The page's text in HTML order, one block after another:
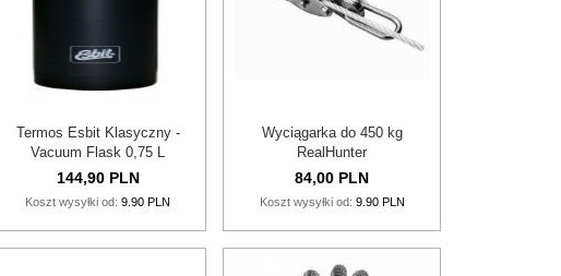
Termos Esbit Klasyczny -
Vacuum Flask 0,75 L
144,90 PLN
Koszt wysyłki od:9.90 PLN
Wyciągarka do 450 kg
RealHunter
84,00 PLN
Koszt wysyłki od: 9.90 PLN